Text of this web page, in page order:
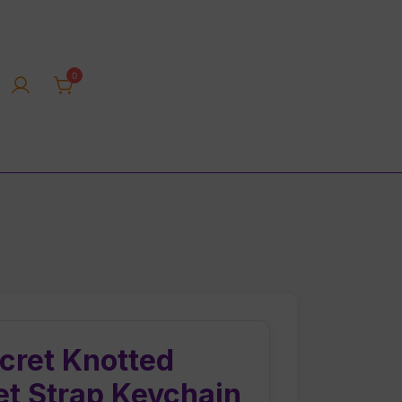
0
Knotted
Strap Keychain